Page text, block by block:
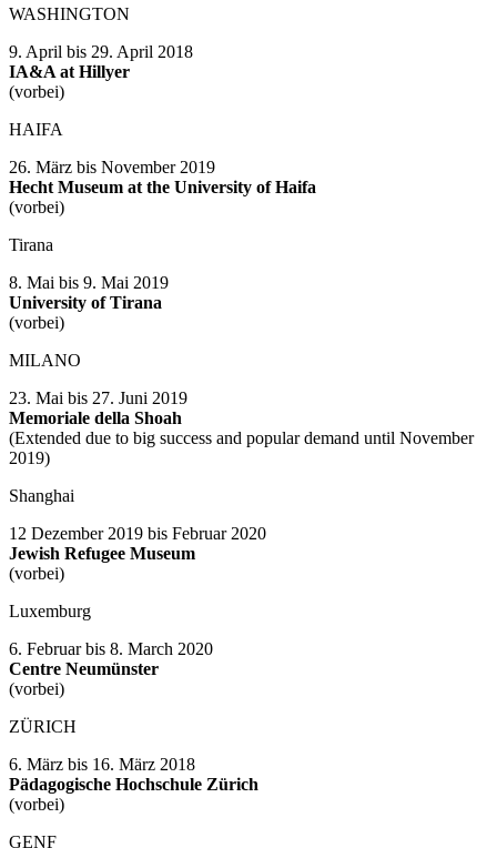
WASHINGTON
9. April bis 29. April 2018
IA&A at Hillyer
(vorbei)
HAIFA
26. März bis November 2019
Hecht Museum at the University of Haifa
(vorbei)
Tirana
8. Mai bis 9. Mai 2019
University of Tirana
(vorbei)
MILANO
23. Mai bis 27. Juni 2019
Memoriale della Shoah
(Extended due to big success and popular demand until November
2019)
Shanghai
12 Dezember 2019 bis Februar 2020
Jewish Refugee Museum
(vorbei)
Luxemburg
6. Februar bis 8. March 2020
Centre Neumünster
(vorbei)
ZÜRICH
6. März bis 16. März 2018
Pädagogische Hochschule Zürich
(vorbei)
GENF